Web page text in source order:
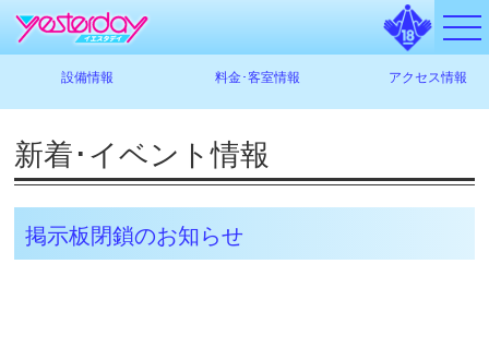
設備情報 料金･客室情報 アクセス情報
新着･イベント情報
掲示板閉鎖のお知らせ